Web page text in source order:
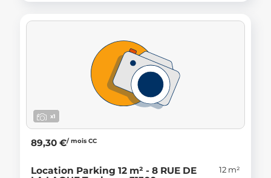
x1
89,30 €/ mois CC
Location Parking 12 m² - 8 RUE DE
12 m²